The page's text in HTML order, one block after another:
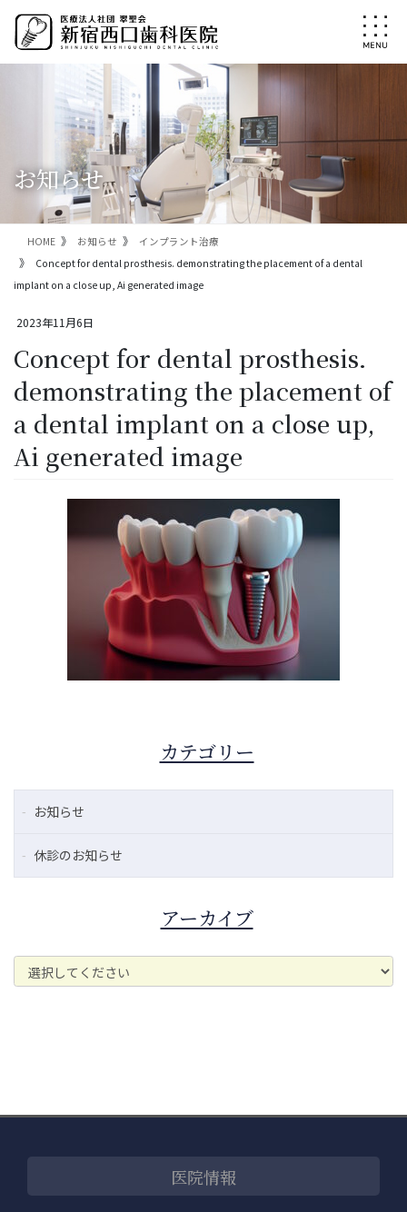
ン
ー
お知らせ
HOME お知らせ
インプラント治療
Concept for dental prosthesis. demonstrating the placement of a dental
implant on a close up, Ai generated image
2023年11月6日
Concept for dental prosthesis.
demonstrating the placement of
a dental implant on a close up,
Ai generated image
カテゴリー
お知らせ
休診のお知らせ
アーカイブ
医院情報